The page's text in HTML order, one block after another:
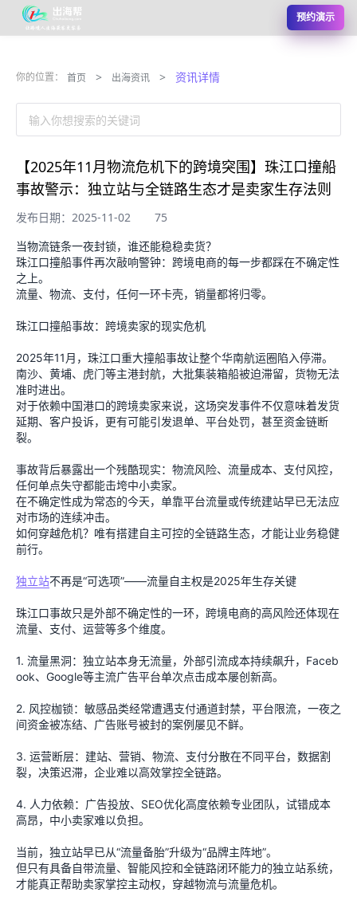
预约演示
你的位置： 首页 > 出海资讯 > 资讯详情
输入你想搜索的关键词
【2025年11月物流危机下的跨境突围】珠江口撞船
事故警示：独立站与全链路生态才是卖家生存法则
发布日期：2025-11-02 75
当物流链条一夜封锁，谁还能稳稳卖货？
珠江口撞船事件再次敲响警钟：跨境电商的每一步都踩在不确定性
之上。
流量、物流、支付，任何一环卡壳，销量都将归零。
珠江口撞船事故：跨境卖家的现实危机
2025年11月，珠江口重大撞船事故让整个华南航运圈陷入停滞。
南沙、黄埔、虎门等主港封航，大批集装箱船被迫滞留，货物无法
准时进出。
对于依赖中国港口的跨境卖家来说，这场突发事件不仅意味着发货
延期、客户投诉，更有可能引发退单、平台处罚，甚至资金链断
裂。
事故背后暴露出一个残酷现实：物流风险、流量成本、支付风控，
任何单点失守都能击垮中小卖家。
在不确定性成为常态的今天，单靠平台流量或传统建站早已无法应
对市场的连续冲击。
如何穿越危机？唯有搭建自主可控的全链路生态，才能让业务稳健
前行。
独立站不再是“可选项”——流量自主权是2025年生存关键
珠江口事故只是外部不确定性的一环，跨境电商的高风险还体现在
流量、支付、运营等多个维度。
1. 流量黑洞：独立站本身无流量，外部引流成本持续飙升，Faceb
ook、Google等主流广告平台单次点击成本屡创新高。
2. 风控枷锁：敏感品类经常遭遇支付通道封禁，平台限流，一夜之
间资金被冻结、广告账号被封的案例屡见不鲜。
3. 运营断层：建站、营销、物流、支付分散在不同平台，数据割
裂，决策迟滞，企业难以高效掌控全链路。
4. 人力依赖：广告投放、SEO优化高度依赖专业团队，试错成本
高昂，中小卖家难以负担。
当前，独立站早已从“流量备胎”升级为“品牌主阵地”。
但只有具备自带流量、智能风控和全链路闭环能力的独立站系统，
才能真正帮助卖家掌控主动权，穿越物流与流量危机。